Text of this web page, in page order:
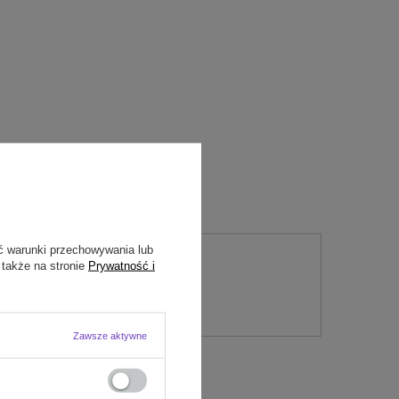
warunki przechowywania lub
na stronie Prywatność i
Zawsze aktywne